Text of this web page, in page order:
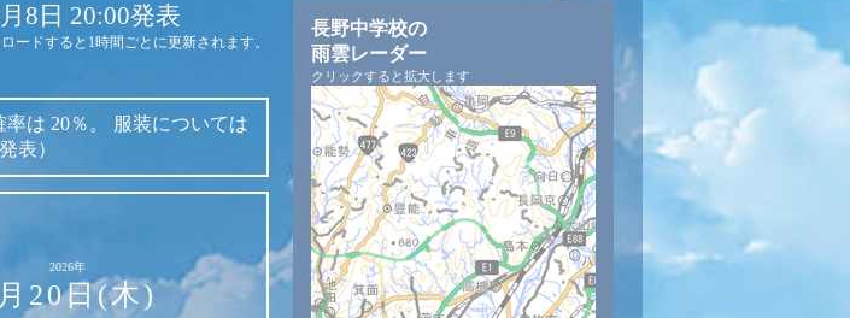
8日 20:00発表
ロードすると1時間ごとに更新されます。
率は 20％。
服装については
表）
2026年
20日(木)
長野中学校の
雨雲レーダー
クリックすると拡大します